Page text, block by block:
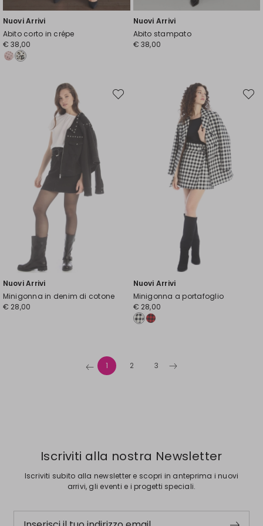
Nuovi Arrivi
Abito corto in crépe
€ 38,00
Nuovi Arrivi
Abito stampato
€ 38,00
Nuovi Arrivi
Minigonna in denim di cotone
€ 28,00
Sposta
Nuovi Arrivi
Minigonna a portafoglio
€ 28,00
1 2 3
Iscriviti alla nostra Newsletter
Iscriviti subito alla newsletter e scopri in anteprima i nuovi
arrivi, gli eventi e i progetti speciali.